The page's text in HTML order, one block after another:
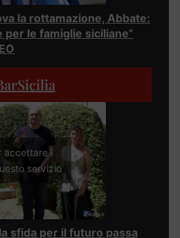
la rottamazione, Abbate:
per le famiglie siciliane”
accettare i
servizio
sfida per il futuro passa